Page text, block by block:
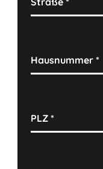
Hausnummer*
PLZ*